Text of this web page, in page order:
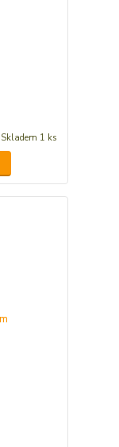
Skladem 1 ks